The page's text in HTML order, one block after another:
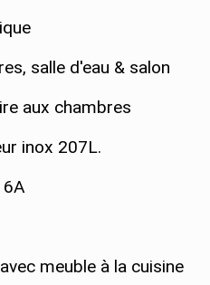
salle d'eau & salon
aux chambres
inox 207L.
meuble à la cuisine